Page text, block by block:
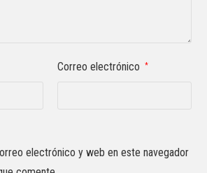
Correo electrónico *
electrónico y web en este navegador